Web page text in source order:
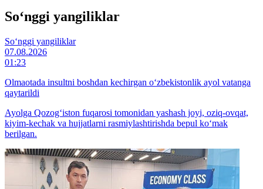
So‘nggi yangiliklar
So‘nggi yangiliklar
07.08.2026
01:23
Olmaotada insultni boshdan kechirgan o‘zbekistonlik ayol vatanga
qaytarildi
Ayolga Qozog‘iston fuqarosi tomonidan yashash joyi, oziq-ovqat,
kiyim-kechak va hujjatlarni rasmiylashtirishda bepul ko‘mak
berilgan.